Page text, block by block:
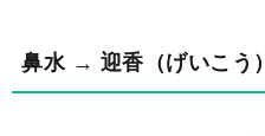
鼻水 → 迎香（げいこう）